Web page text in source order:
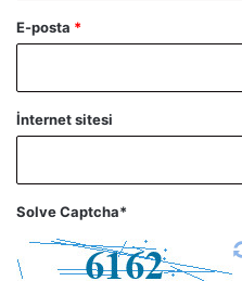
E-posta *
İnternet sitesi
Solve Captcha*